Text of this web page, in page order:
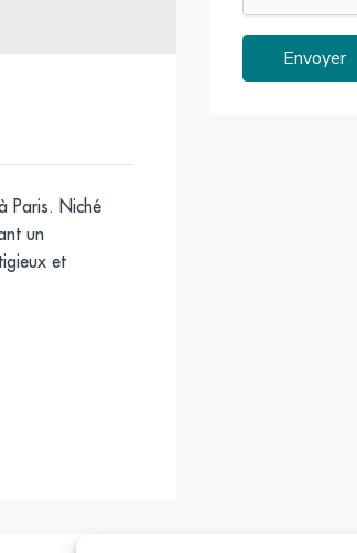
Paris. Niché
un
et
Envoyer